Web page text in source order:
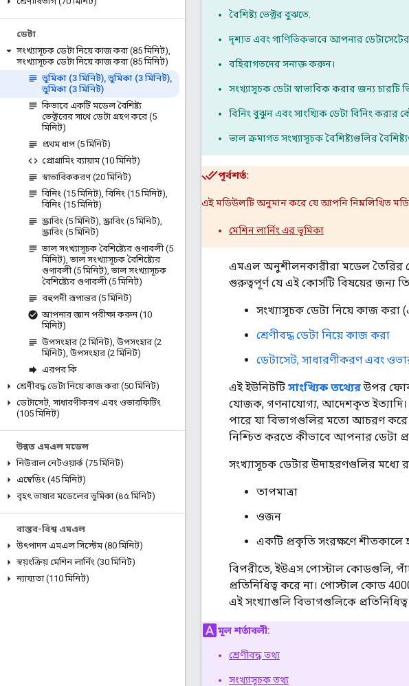
ডেটা
সংখ্যাসূচক ডেটা নিয়ে কাজ করা (85 মিনিট),
সংখ্যাসূচক ডেটা নিয়ে কাজ করা (85 মিনিট)
ভূমিকা (3 মিনিট), ভূমিকা (3 মিনিট),
ভূমিকা (3 মিনিট)
কিভাবে একটি মডেল বৈশিষ্ট্য
ভেক্টরের সাথে ডেটা গ্রহণ করে (5
মিনিট)
প্রথম ধাপ (5 মিনিট)
প্রোগ্রামিং ব্যায়াম (10 মিনিট)
স্বাভাবিককরণ (20 মিনিট)
বিনিং (15 মিনিট), বিনিং (15 মিনিট),
বিনিং (15 মিনিট)
স্ক্রাবিং (5 মিনিট), স্ক্রাবিং (5 মিনিট),
স্ক্রাবিং (5 মিনিট)
ভাল সংখ্যাসূচক বৈশিষ্ট্যের গুণাবলী (5
মিনিট), ভাল সংখ্যাসূচক বৈশিষ্ট্যের
গুণাবলী (5 মিনিট), ভাল সংখ্যাসূচক
বৈশিষ্ট্যের গুণাবলী (5 মিনিট)
বহুপদী রূপান্তর (5 মিনিট)
আপনার জ্ঞান পরীক্ষা করুন (10
মিনিট)
উপসংহার (2 মিনিট), উপসংহার (2
মিনিট), উপসংহার (2 মিনিট)
এরপর কি
শ্রেণীবদ্ধ ডেটা নিয়ে কাজ করা (50 মিনিট)
ডেটাসেট, সাধারণীকরণ এবং ওভারফিটিং
(105 মিনিট)
উন্নত এমএল মডেল
নিউরাল নেটওয়ার্ক (75 মিনিট)
এম্বেডিং (45 মিনিট)
বৃহৎ ভাষার মডেলের ভূমিকা (৪৫ মিনিট)
বাস্তব-বিশ্ব এমএল
উৎপাদন এমএল সিস্টেম (80 মিনিট)
স্বয়ংক্রিয় মেশিন লার্নিং (30 মিনিট)
ন্যায্যতা (110 মিনিট)
বৈশিষ্ট্য ভেক্টর বুঝতে.
দৃশ্যত এবং গাণিতিকভাবে আপনার ডেটাসেটের
বহিরাগতদের সনাক্ত করুন।
সংখ্যাসূচক ডেটা স্বাভাবিক করার জন্য চারটি
বিনিং বুঝুন এবং সাংখ্যিক ডেটা বিনিং
ভাল ক্রমাগত সংখ্যাসূচক বৈশিষ্ট্যগুলির
পূর্বশর্ত:
এই মডিউলটি অনুমান করে যে আপনি নিম্নলিখিত
মেশিন লার্নিং এর ভূমিকা
এমএল অনুশীলনকারীরা মডেল তৈরির
গুরুত্বপূর্ণ যে এই কোর্সটি বিষয়ের জন্য
সংখ্যাসূচক ডেটা নিয়ে কাজ করা
শ্রেণীবদ্ধ ডেটা নিয়ে কাজ করা
ডেটাসেট, সাধারণীকরণ এবং
এই ইউনিটটি সাংখ্যিক তথ্যেরউপর
যোজক, গণনাযোগ্য, আদেশকৃত ইত্যাদি।
পারে যা বিভাগগুলির মতো আচরণ
নিশ্চিত করতে কীভাবে আপনার ডেটা
সংখ্যাসূচক ডেটার উদাহরণগুলির মধ্যে
তাপমাত্রা
ওজন
একটি প্রকৃতি সংরক্ষণে শীতকালে
বিপরীতে, ইউএস পোস্টাল কোডগুলি,
প্রতিনিধিত্ব করে না। পোস্টাল কোড
এই সংখ্যাগুলি বিভাগগুলিকে
মূল শর্তাবলী:
শ্রেণীবদ্ধ তথ্য
সংখ্যাসূচক তথ্য